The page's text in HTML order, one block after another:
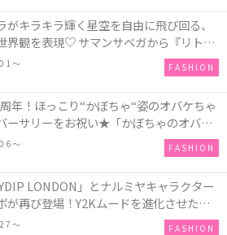
がキラキラ輝く星空を自由に飛び回る、
界観を表現♡ サマンサベガから『リトル
ーズ』50周年アニバーサリーイヤー』を
〜 FASHION
年！ほっこり“かぼちゃ“姿のオバケちゃ
ーサリーをお祝い★「かぼちゃのオバケ
サリー」が新発売！Q-pot CAFE.では
のオバケーキプレート」も登場
〜 FASHION
LONDON」とナルミヤキャラクター
が再び登場！Y2Kムードを進化させた新
ョンを発売♪
〜 FASHION